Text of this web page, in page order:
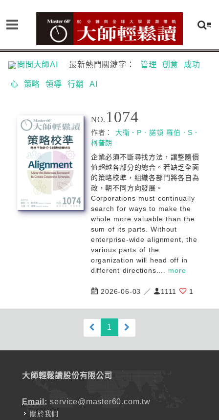
問問大師AI 最新熱門關鍵字： 管理 創意 成功
心 策略 領導 行銷 AI
NO. 1074
作者： 大衛．P．諾頓 羅伯．S．
柯普朗
企業必須不斷尋找方法，讓整體價
值超越各部分的總合。若缺乏全面
的策略校準，組織各部門將各自為
政，朝不同方向發展。
Corporations must continually
search for ways to make the
whole more valuable than the
sum of its parts. Without
enterprise-wide alignment, the
various parts of the
organization will head off in
different directions.... more
2026-06-03 ／ 1111 1
1 (current)
大師輕鬆讀股份有限公司
Email: service@master60.com.tw
關於我們